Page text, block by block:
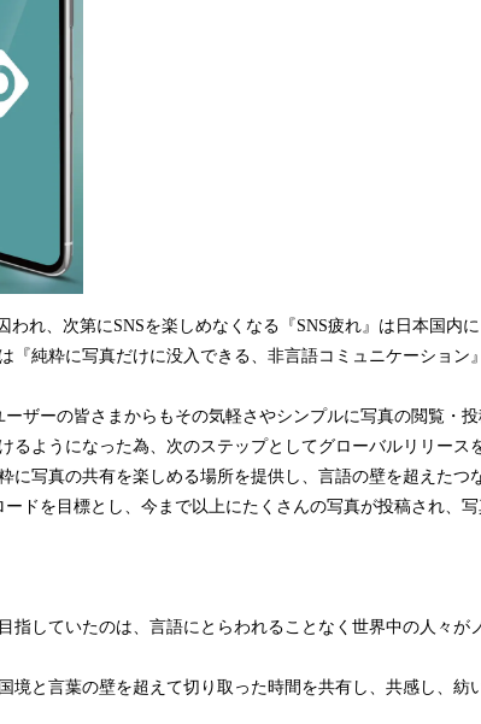
われ、次第にSNSを楽しめなくなる『SNS疲れ』は日本国内
『純粋に写真だけに没入できる、非言語コミュニケーション
ーザーの皆さまからもその気軽さやシンプルに写真の閲覧・
るようになった為、次のステップとしてグローバルリリース
に写真の共有を楽しめる場所を提供し、言語の壁を超えたつ
ードを目標とし、今まで以上にたくさんの写真が投稿され、
指していたのは、言語にとらわれることなく世界中の人々が
境と言葉の壁を超えて切り取った時間を共有し、共感し、紡